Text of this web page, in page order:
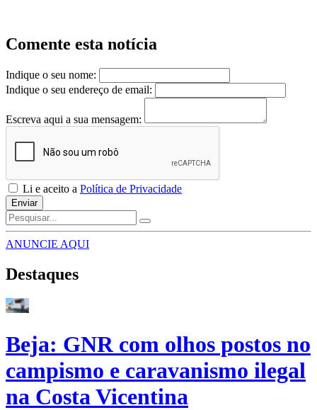
Comente esta notícia
Indique o seu nome:
Indique o seu endereço de email:
Escreva aqui a sua mensagem:
Li e aceito a Política de Privacidade
Enviar
ANUNCIE AQUI
Destaques
Beja: GNR com olhos postos no
campismo e caravanismo ilegal
na Costa Vicentina